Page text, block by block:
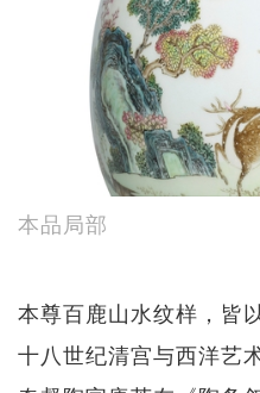
本品局部
本尊百鹿山水纹样，皆
十八世纪清宫与西洋艺